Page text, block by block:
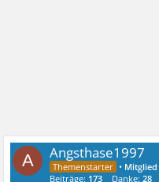
A Angsthase1997
• Mitglied
Beiträge: 173 Danke:28